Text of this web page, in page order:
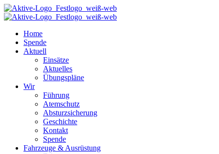
Home
Spende
Aktuell
Einsätze
Aktuelles
Übungspläne
Wir
Führung
Atemschutz
Absturzsicherung
Geschichte
Kontakt
Spende
Fahrzeuge & Ausrüstung